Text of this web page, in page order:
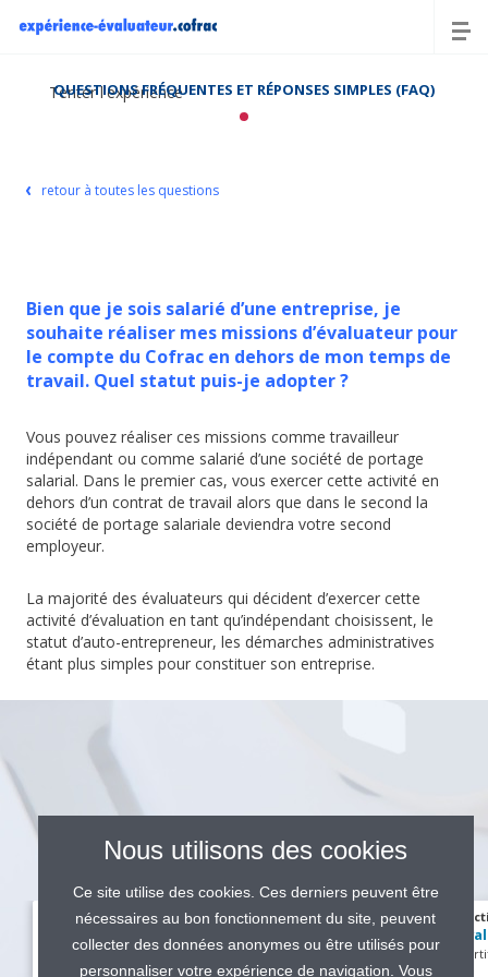
Tenter l'expérience
QUESTIONS FRÉQUENTES ET RÉPONSES SIMPLES (FAQ)
retour à toutes les questions
Bien que je sois salarié d’une entreprise, je
souhaite réaliser mes missions d’évaluateur pour
le compte du Cofrac en dehors de mon temps de
travail. Quel statut puis-je adopter ?
Vous pouvez réaliser ces missions comme travailleur
indépendant ou comme salarié d’une société de portage
salarial. Dans le premier cas, vous exercer cette activité en
dehors d’un contrat de travail alors que dans le second la
société de portage salariale deviendra votre second
employeur.
La majorité des évaluateurs qui décident d’exercer cette
activité d’évaluation en tant qu’indépendant choisissent, le
statut d’auto-entrepreneur, les démarches administratives
étant plus simples pour constituer son entreprise.
Section Certifications
Evaluateur Technique H/F
Eolien
Nous utilisons des cookies
Ce site utilise des cookies. Ces derniers peuvent être
nécessaires au bon fonctionnement du site, peuvent
collecter des données anonymes ou être utilisés pour
personnaliser votre expérience de navigation. Vous